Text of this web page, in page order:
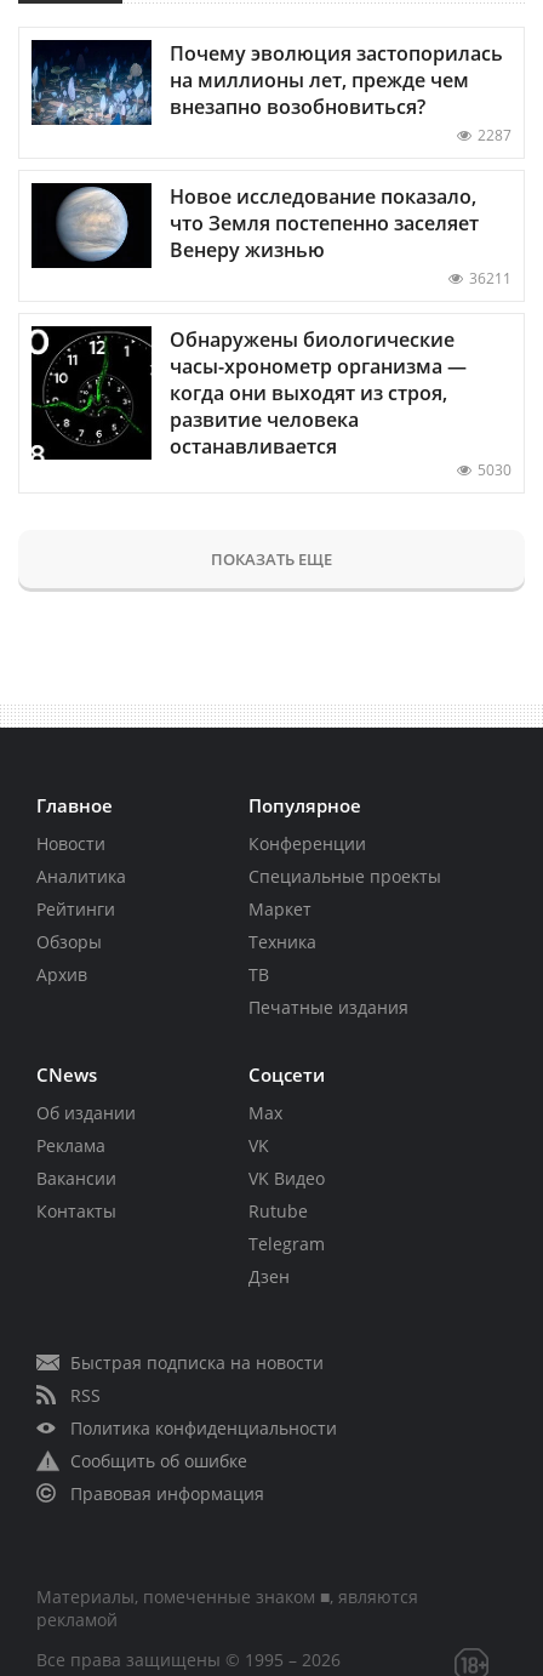
Почему эволюция застопорилась
на миллионы лет, прежде чем
внезапно возобновиться?
2287
Новое исследование показало,
что Земля постепенно заселяет
Венеру жизнью
36211
Обнаружены биологические
часы-хронометр организма —
когда они выходят из строя,
развитие человека
останавливается
5030
ПОКАЗАТЬ ЕЩЕ
Главное
Новости
Аналитика
Рейтинги
Обзоры
Архив
Популярное
Конференции
Специальные проекты
Маркет
Техника
ТВ
Печатные издания
CNews
Об издании
Реклама
Вакансии
Контакты
Соцсети
Max
VK
VK Видео
Rutube
Telegram
Дзен
Быстрая подписка на новости
RSS
Политика конфиденциальности
Сообщить об ошибке
Правовая информация
Материалы, помеченные знаком ■, являются
рекламой
Все права защищены © 1995 – 2026